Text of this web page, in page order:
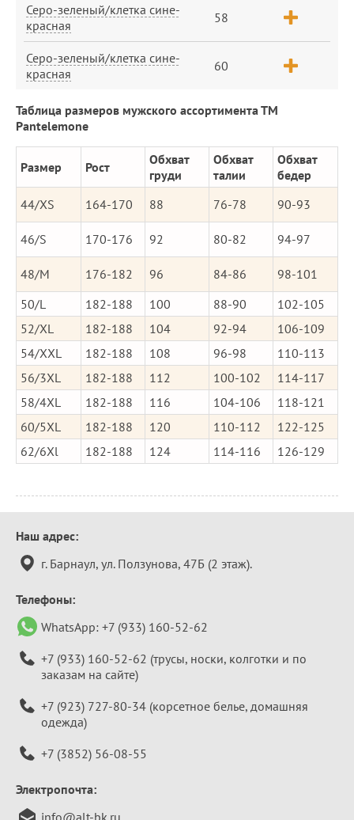
Серо-зеленый/клетка сине-
красная
58
Серо-зеленый/клетка сине-
красная
60
Таблица размеров мужского ассортимента ТМ
Pantelemone
Размер Рост
Обхват
груди
Обхват
талии
Обхват
бедер
44/XS
164-170 88 76-78 90-93
46/S 170-176 92 80-82 94-97
48/M 176-182 96 84-86
98-101
50/L
182-188 100 88-90
102-105
52/XL
182-188 104 92-94
106-109
54/XXL
182-188 108 96-98
110-113
56/3XL
182-188 112 100-102
114-117
58/4XL
182-188 116 104-106
118-121
60/5XL
182-188 120 110-112
122-125
62/6Xl
182-188 124 114-116 126-129
Контактная
информация
Наш адрес:
г. Барнаул, ул. Ползунова, 47Б (2 этаж).
Телефоны:
WhatsApp: +7 (933) 160-52-62
+7 (933) 160-52-62 (трусы, носки, колготки и по
заказам на сайте)
+7 (923) 727-80-34 (корсетное белье, домашняя
одежда)
+7 (3852) 56-08-55
Электропочта:
info@alt-bk.ru